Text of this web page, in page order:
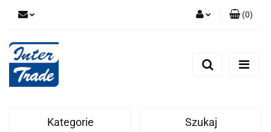
Zarejestruj się
(0)
Kategorie Szukaj